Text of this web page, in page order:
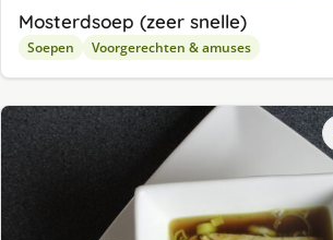
Mosterdsoep (zeer snelle)
Soepen Voorgerechten & amuses